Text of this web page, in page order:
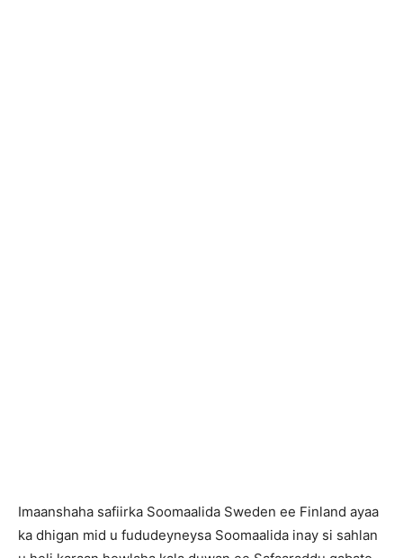
Imaanshaha safiirka Soomaalida Sweden ee Finland ayaa
ka dhigan mid u fududeyneysa Soomaalida inay si sahlan